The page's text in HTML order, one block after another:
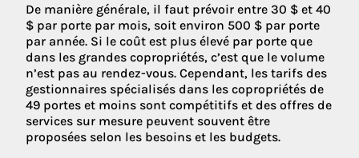
De manière générale, il faut prévoir entre 30 $ et 40
$ par porte par mois, soit environ 500 $ par porte
par année. Si le coût est plus élevé par porte que
dans les grandes copropriétés, c’est que le volume
n’est pas au rendez-vous. Cependant, les tarifs des
gestionnaires spécialisés dans les copropriétés de
49 portes et moins sont compétitifs et des offres de
services sur mesure peuvent souvent être
proposées selon les besoins et les budgets.